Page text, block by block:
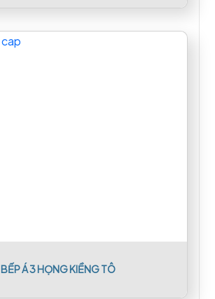
BẾP Á 3 HỌNG KIỀNG TÔ